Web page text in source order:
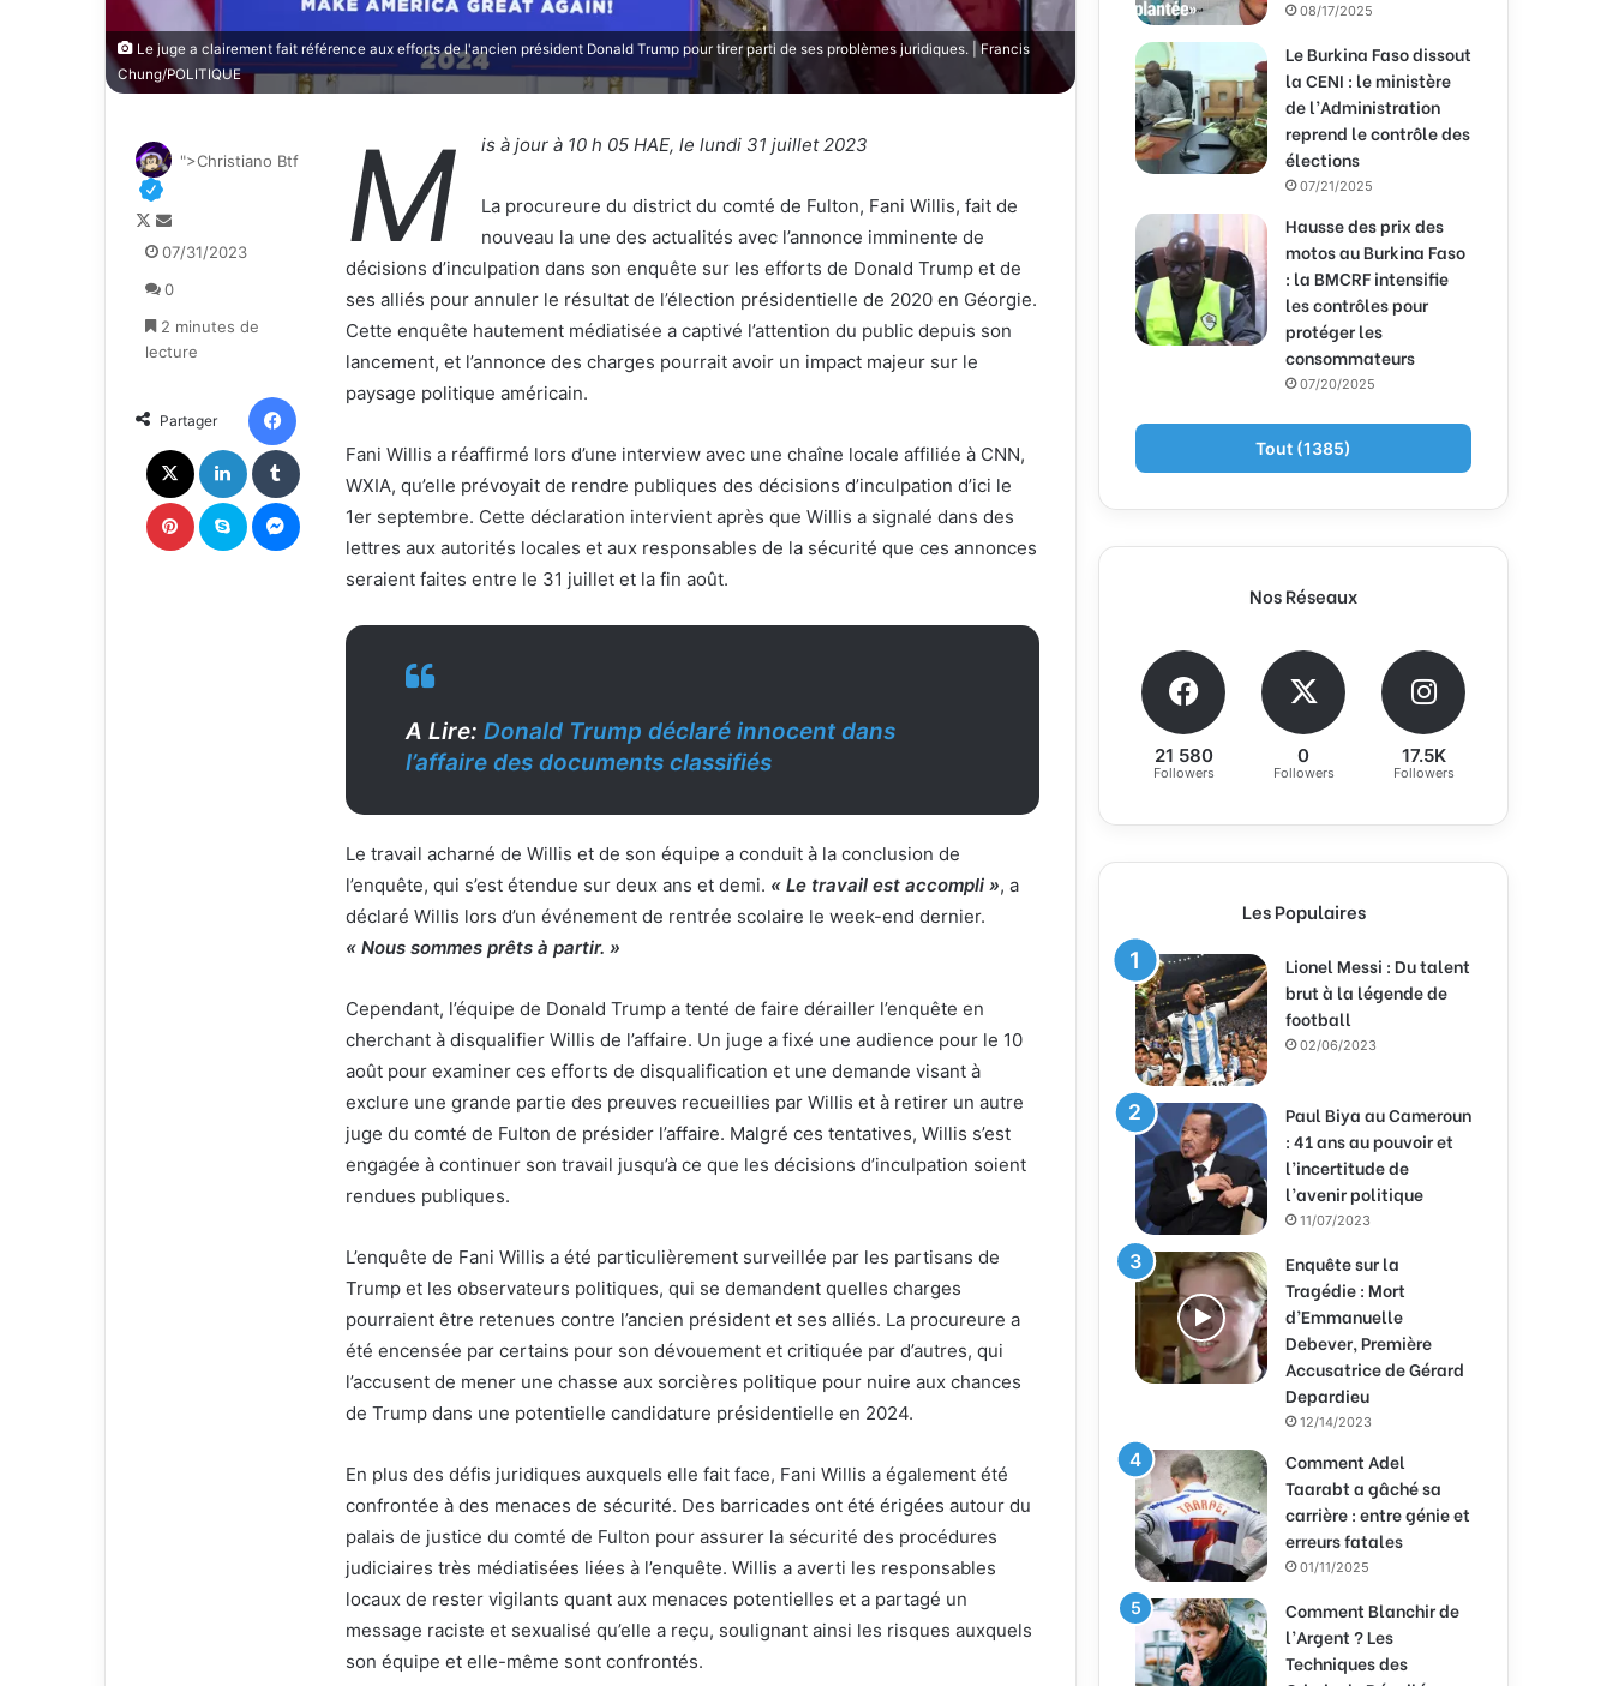
Le juge a clairement fait référence aux efforts de l'ancien président Donald Trump pour tirer parti de ses problèmes juridiques. | Francis
Chung/POLITIQUE
M is à jour à 10 h 05 HAE, le lundi 31 juillet 2023
La procureure du district du comté de Fulton, Fani Willis, fait de
nouveau la une des actualités avec l’annonce imminente de
décisions d’inculpation dans son enquête sur les efforts de Donald Trump et de
ses alliés pour annuler le résultat de l’élection présidentielle de 2020 en Géorgie.
Cette enquête hautement médiatisée a captivé l’attention du public depuis son
lancement, et l’annonce des charges pourrait avoir un impact majeur sur le
paysage politique américain.
Fani Willis a réaffirmé lors d’une interview avec une chaîne locale affiliée à CNN,
WXIA, qu’elle prévoyait de rendre publiques des décisions d’inculpation d’ici le
1er septembre. Cette déclaration intervient après que Willis a signalé dans des
lettres aux autorités locales et aux responsables de la sécurité que ces annonces
seraient faites entre le 31 juillet et la fin août.
A Lire: Donald Trump déclaré innocent dans
l’affaire des documents classifiés
Le travail acharné de Willis et de son équipe a conduit à la conclusion de
l’enquête, qui s’est étendue sur deux ans et demi. « Le travail est accompli », a
déclaré Willis lors d’un événement de rentrée scolaire le week-end dernier.
« Nous sommes prêts à partir. »
Cependant, l’équipe de Donald Trump a tenté de faire dérailler l’enquête en
cherchant à disqualifier Willis de l’affaire. Un juge a fixé une audience pour le 10
août pour examiner ces efforts de disqualification et une demande visant à
exclure une grande partie des preuves recueillies par Willis et à retirer un autre
juge du comté de Fulton de présider l’affaire. Malgré ces tentatives, Willis s’est
engagée à continuer son travail jusqu’à ce que les décisions d’inculpation soient
rendues publiques.
L’enquête de Fani Willis a été particulièrement surveillée par les partisans de
Trump et les observateurs politiques, qui se demandent quelles charges
pourraient être retenues contre l’ancien président et ses alliés. La procureure a
été encensée par certains pour son dévouement et critiquée par d’autres, qui
l’accusent de mener une chasse aux sorcières politique pour nuire aux chances
de Trump dans une potentielle candidature présidentielle en 2024.
En plus des défis juridiques auxquels elle fait face, Fani Willis a également été
confrontée à des menaces de sécurité. Des barricades ont été érigées autour du
palais de justice du comté de Fulton pour assurer la sécurité des procédures
judiciaires très médiatisées liées à l’enquête. Willis a averti les responsables
locaux de rester vigilants quant aux menaces potentielles et a partagé un
message raciste et sexualisé qu’elle a reçu, soulignant ainsi les risques auxquels
son équipe et elle-même sont confrontés.
">Christiano Btf
F
o
l
o
w
X
n
o
y
e
n
c
o
u
r
r
07/31/2023
0
2 minutes de
lecture
Partager
08/17/2025
Le Burkina Faso dissout
la CENI : le ministère
de l’Administration
reprend le contrôle des
élections
07/21/2025
Hausse des prix des
motos au Burkina Faso
: la BMCRF intensifie
les contrôles pour
protéger les
consommateurs
07/20/2025
Tout (1385)
Nos Réseaux
21 580
Followers
0
Followers
17.5K
Followers
Les Populaires
Lionel Messi : Du talent
brut à la légende de
football
02/06/2023
Paul Biya au Cameroun
: 41 ans au pouvoir et
l’incertitude de
l’avenir politique
11/07/2023
Enquête sur la
Tragédie : Mort
d’Emmanuelle
Debever, Première
Accusatrice de Gérard
Depardieu
12/14/2023
Comment Adel
Taarabt a gâché sa
carrière : entre génie et
erreurs fatales
01/11/2025
Comment Blanchir de
l’Argent ? Les
Techniques des